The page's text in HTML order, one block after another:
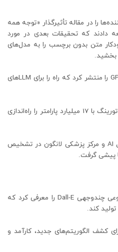
را در مقاله تأثیرگذار «توجه همه
دادند که تحقیقات بعدی در مورد
متن بدون برچسب را به مدل‌های
شرکت OpenAI مدل زبانی GPT را منتشر کرد که راه را برای LLM‌های
مایکروسافت مدل زبانی مولد تورینگ با 17 میلیارد پارامتر را راه‌اندازی
الگوریتم یادگیری عمیق گوگل AI و مرکز پزشکی لانگون در تشخیص
پیشی گرفت.
OpenAI سیستم هوش مصنوعی چندوجهی Dall-E را معرفی کرد که
تولید کند.
کشف الگوریتم‌های جدید، کارآمد و